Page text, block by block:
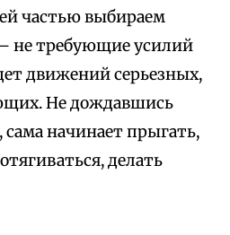
частью выбираем
не требующие усилий
движений серьезных,
Не дождавшись
начинает прыгать,
делать